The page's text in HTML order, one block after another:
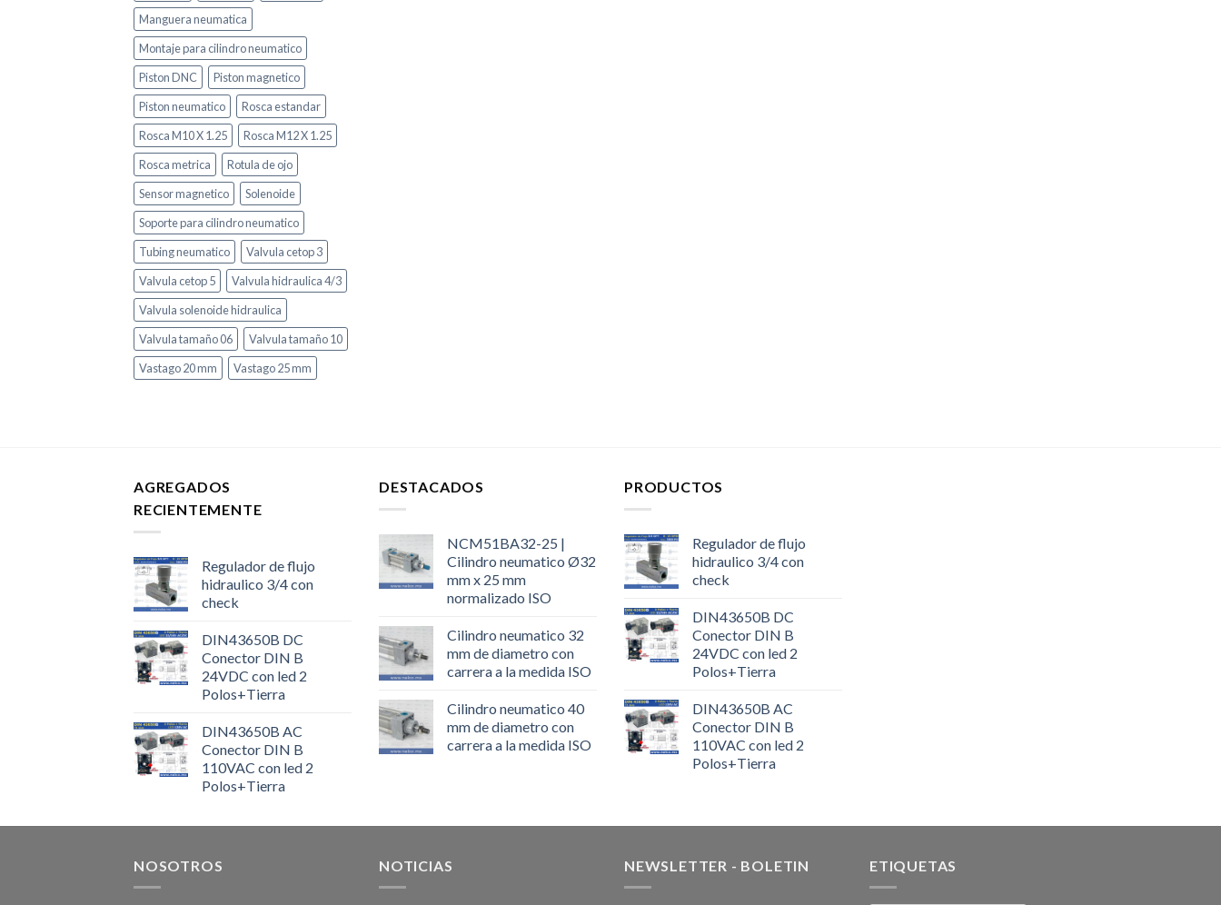
Manguera neumatica
Montaje para cilindro neumatico
Piston DNC
Piston magnetico
Piston neumatico
Rosca estandar
Rosca M10 X 1.25
Rosca M12 X 1.25
Rosca metrica
Rotula de ojo
Sensor magnetico
Solenoide
Soporte para cilindro neumatico
Tubing neumatico
Valvula cetop 3
Valvula cetop 5
Valvula hidraulica 4/3
Valvula solenoide hidraulica
Valvula tamaño 06
Valvula tamaño 10
Vastago 20 mm
Vastago 25 mm
AGREGADOS
RECIENTEMENTE
Regulador de flujo
hidraulico 3/4 con
check
DIN43650B DC
Conector DIN B
24VDC con led 2
Polos+Tierra
DIN43650B AC
Conector DIN B
110VAC con led 2
Polos+Tierra
DESTACADOS
NCM51BA32-25 |
Cilindro neumatico Ø32
mm x 25 mm
normalizado ISO
Cilindro neumatico 32
mm de diametro con
carrera a la medida ISO
Cilindro neumatico 40
mm de diametro con
carrera a la medida ISO
PRODUCTOS
Regulador de flujo
hidraulico 3/4 con
check
DIN43650B DC
Conector DIN B
24VDC con led 2
Polos+Tierra
DIN43650B AC
Conector DIN B
110VAC con led 2
Polos+Tierra
NOSOTROS NOTICIAS NEWSLETTER - BOLETIN ETIQUETAS